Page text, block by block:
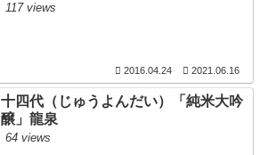
117 views
2016.04.24 2021.06.16
十四代（じゅうよんだい）「純米大吟
醸」龍泉
64 views